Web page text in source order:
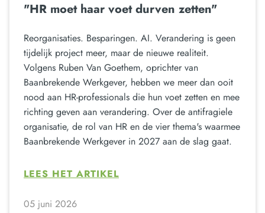
"HR moet haar voet durven zetten"
Reorganisaties. Besparingen. AI. Verandering is geen
tijdelijk project meer, maar de nieuwe realiteit.
Volgens Ruben Van Goethem, oprichter van
Baanbrekende Werkgever, hebben we meer dan ooit
nood aan HR-professionals die hun voet zetten en mee
richting geven aan verandering. Over de antifragiele
organisatie, de rol van HR en de vier thema's waarmee
Baanbrekende Werkgever in 2027 aan de slag gaat.
LEES HET ARTIKEL
05 juni 2026